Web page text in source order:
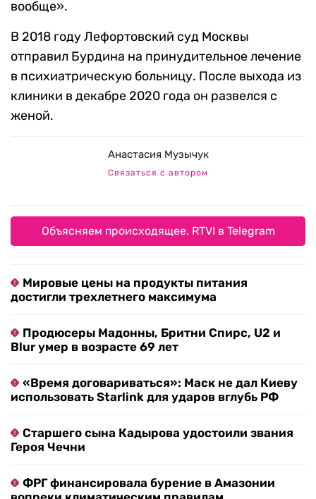
вообще».
В 2018 году Лефортовский суд Москвы
отправил Бурдина на принудительное лечение
в психиатрическую больницу. После выхода из
клиники в декабре 2020 года он развелся с
женой.
Анастасия Музычук
Связаться с автором
Объясняем происходящее. RTVI в Telegram
Мировые цены на продукты питания
достигли трехлетнего максимума
Продюсеры Мадонны, Бритни Спирс, U2 и
Blur умер в возрасте 69 лет
«Время договариваться»: Маск не дал Киеву
использовать Starlink для ударов вглубь РФ
Старшего сына Кадырова удостоили звания
Героя Чечни
ФРГ финансировала бурение в Амазонии